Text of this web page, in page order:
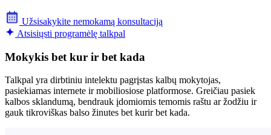
Užsisakykite nemokamą konsultaciją
Atsisiųsti programėlę talkpal
Mokykis bet kur ir bet kada
Talkpal yra dirbtiniu intelektu pagrįstas kalbų mokytojas,
pasiekiamas internete ir mobiliosiose platformose. Greičiau pasiek
kalbos sklandumą, bendrauk įdomiomis temomis raštu ar žodžiu ir
gauk tikroviškas balso žinutes bet kurir bet kada.